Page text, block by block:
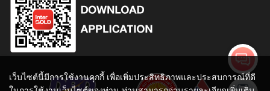
เว็บไซต์นี้มีการใช้งานคุกกี้ เพื่อเพิ่มประสิทธิภาพและประสบการณ์ที่ดี